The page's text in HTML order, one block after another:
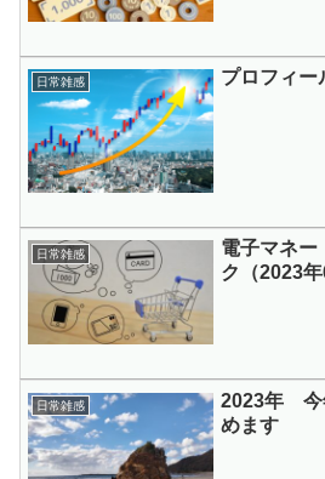
日常雑感 プロフィー
日常雑感
電子マネ
ク（2023年
日常雑感
2023年 今
めます